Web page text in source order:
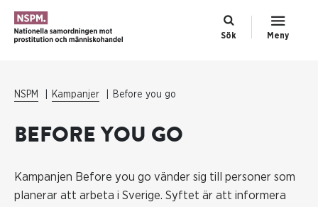
Sök Meny
NSPM Kampanjer Before you go
BEFORE YOU GO
Kampanjen Before you go vänder sig till personer som
planerar att arbeta i Sverige. Syftet är att informera